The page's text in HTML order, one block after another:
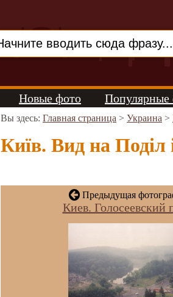
Новые фото Популярные
Вы здесь: Главная страница > Украина >
Київ. Вид на Поділ
Предыдущая
Киев. Голосеевский